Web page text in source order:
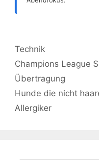
Kategorien
Technik
Champions League
Übertragung
Hunde die nicht
Allergiker